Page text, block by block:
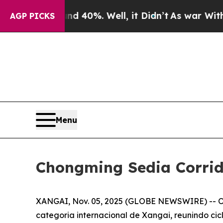
AGP PICKS40%. Well, it Didn’t As war With Iran
Menu
Chongming Sedia
XANGAI, Nov. 05, 2025 (GLOBE NEWSWIRE)
categoria internacional de Xangai, reunindo